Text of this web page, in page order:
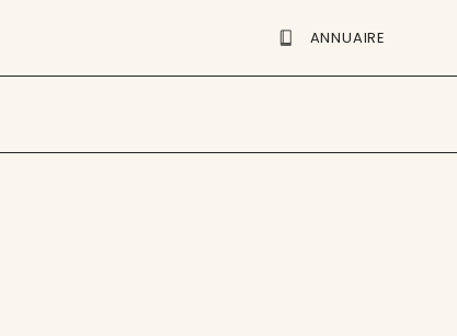
ANNUAIRE